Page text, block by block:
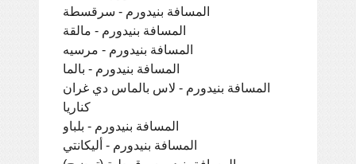
المسافة بنيدورم - سرقسطة
المسافة بنيدورم - مالقة
المسافة بنيدورم - مرسيه
المسافة بنيدورم - بالما
المسافة بنيدورم - لاس بالماس دي غران
كناريا
المسافة بنيدورم - بلباو
المسافة بنيدورم - أليكانتي